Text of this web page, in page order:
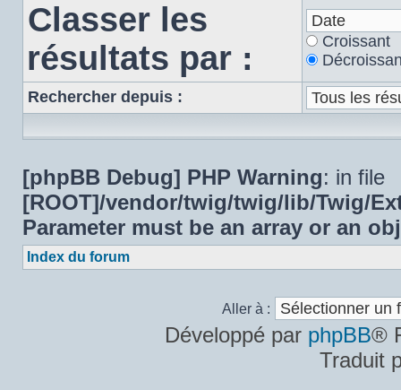
Classer les
résultats par :
Croissant
Rechercher depuis :
[phpBB Debug] PHP Warning: in file
[ROOT]/vendor/twig/twig/lib/Twig/
Parameter must be an array or an
Index du forum
Aller à :
Développé par phpBB®
Traduit